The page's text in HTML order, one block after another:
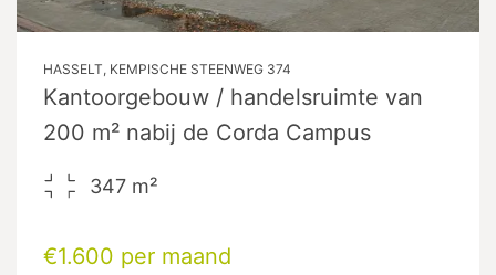
HASSELT, KEMPISCHE STEENWEG 374
Kantoorgebouw / handelsruimte van
200 m² nabij de Corda Campus
347 m²
€1.600 per maand